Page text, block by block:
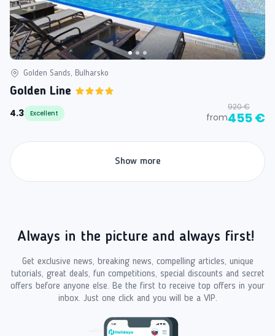
Golden Sands, Bulharsko
Golden Line
4.3
Excellent from
920 €
455 €
Show more
Always in the picture and always first!
Get exclusive news, breaking news, compelling articles, unique
tutorials, great deals, fun competitions, special discounts and secret
offers before anyone else. Be the first to receive top offers in your
inbox. Just one click and you will be a VIP.